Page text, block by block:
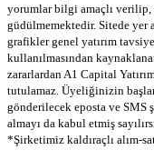
yorumlar bilgi amaçlı verilip,
güdülmemektedir. Sitede
grafikler genel yatırım
kullanılmasından
zararlardan A1 Capital
tutulamaz. Üyeliğinizin
gönderilecek eposta ve SMS
almayı da kabul etmiş
*Şirketimiz kaldıraçlı alım-